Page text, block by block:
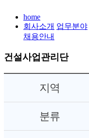
home
회사소개 업무분야
채용안내
건설사업관리단
지역
분류